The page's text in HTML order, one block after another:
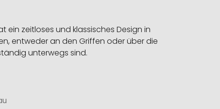
ein zeitloses und klassisches Design in
entweder an den Griffen oder über die
unterwegs sind.